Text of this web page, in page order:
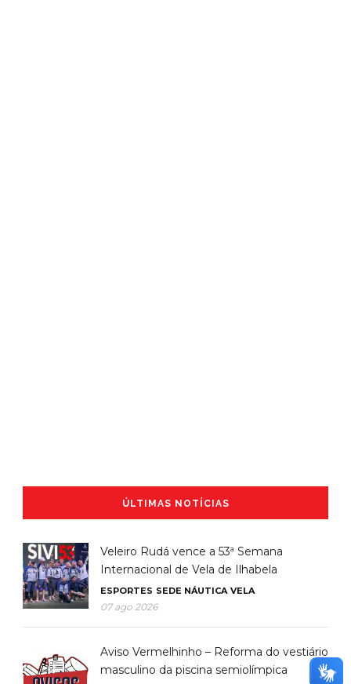
ÚLTIMAS NOTÍCIAS
Veleiro Rudá vence a 53ª Semana
Internacional de Vela de Ilhabela
ESPORTES SEDE NÁUTICA VELA
07 ago 2026
Aviso Vermelhinho – Reforma do vestiário
masculino da piscina semiolímpica